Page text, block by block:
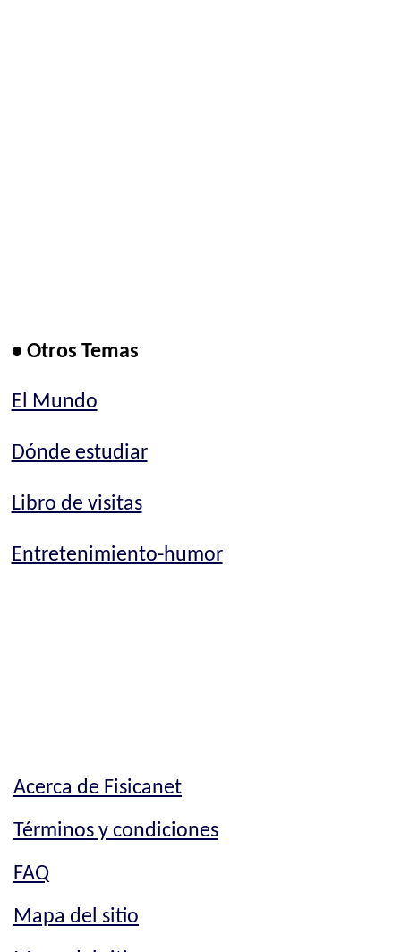
• Otros Temas
El Mundo
Dónde estudiar
Libro de visitas
Entretenimiento-humor
Acerca de Fisicanet
Términos y condiciones
FAQ
Mapa del sitio